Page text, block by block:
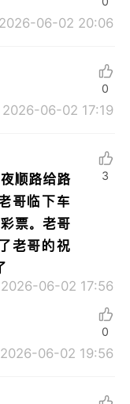
2026-06-02 20:06
2026-06-02 17:19
0
顺路给路
哥临下车
票。老哥
老哥的祝
2026-06-02 17:56
3
2026-06-02 19:56
0